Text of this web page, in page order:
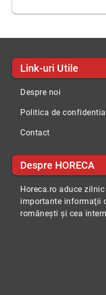
Link-uri Utile
Despre noi
Politica de
Contact
Despre HORECA
Horeca.ro aduce
importante informaţii
româneşti şi cea